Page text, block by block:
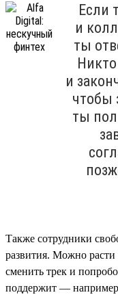
Если
и
ты
и
чтобы
ты
Также сотрудники
развития. Можно расти
сменить трек и
поддержит —